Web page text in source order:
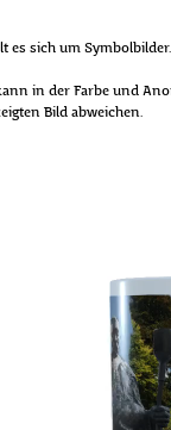
es sich um Symbolbilder.
in der Farbe und
Bild abweichen.